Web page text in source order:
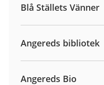
Blå Ställets Vänner
Angereds bibliotek
Angereds Bio